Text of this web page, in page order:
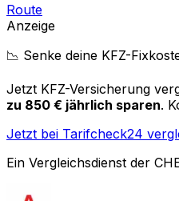
Route
Anzeige
📉 Senke deine KFZ-
Jetzt KFZ-Versicherung
zu 850 € jährlich sparen.
Jetzt bei Tarifcheck24
Ein Vergleichsdienst der